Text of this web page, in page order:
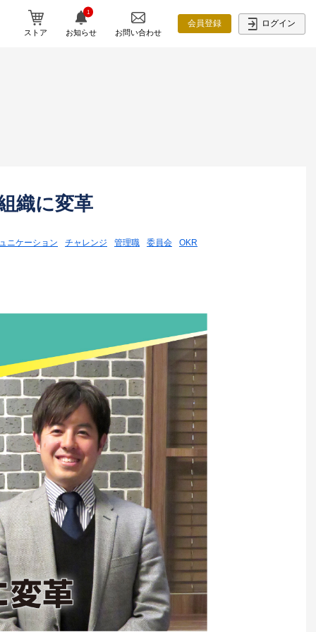
ストア
1
お知らせ お問い合わせ
会員登録 ログイン
織に変革
ニケーション チャレンジ 管理職 委員会 OKR